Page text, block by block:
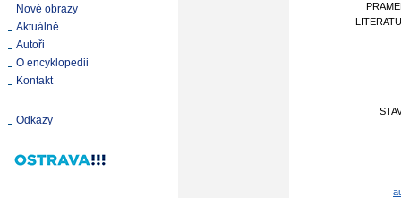
Nové obrazy
Aktuálně
Autoři
O encyklopedii
Kontakt
Odkazy